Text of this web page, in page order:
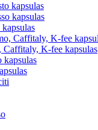
kapsulas
kapsulas
Caffitaly, K-fee kapsulas